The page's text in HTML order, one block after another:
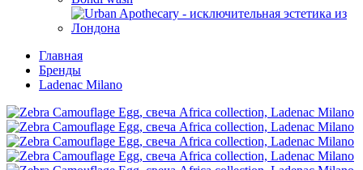
Главная
Бренды
Ladenac Milano